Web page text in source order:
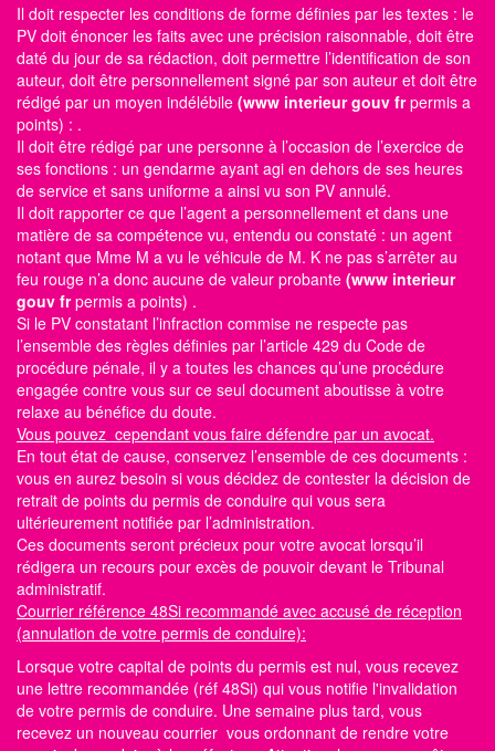
Il doit respecter les conditions de forme définies par les textes : le
PV doit énoncer les faits avec une précision raisonnable, doit être
daté du jour de sa rédaction, doit permettre l’identification de son
auteur, doit être personnellement signé par son auteur et doit être
rédigé par un moyen indélébile (www interieur gouv frpermis a
points) : .
Il doit être rédigé par une personne à l’occasion de l’exercice de
ses fonctions : un gendarme ayant agi en dehors de ses heures
de service et sans uniforme a ainsi vu son PV annulé.
Il doit rapporter ce que l’agent a personnellement et dans une
matière de sa compétence vu, entendu ou constaté : un agent
notant que Mme M a vu le véhicule de M. K ne pas s’arrêter au
feu rouge n’a donc aucune de valeur probante (www interieur
gouv frpermis a points) .
Si le PV constatant l’infraction commise ne respecte pas
l’ensemble des règles définies par l’article 429 du Code de
procédure pénale, il y a toutes les chances qu’une procédure
engagée contre vous sur ce seul document aboutisse à votre
relaxe au bénéfice du doute.
Vous pouvez cependant vous faire défendre par un avocat.
En tout état de cause, conservez l’ensemble de ces documents :
vous en aurez besoin si vous décidez de contester la décision de
retrait de points du permis de conduire qui vous sera
ultérieurement notifiée par l’administration.
Ces documents seront précieux pour votre avocat lorsqu’il
rédigera un recours pour excès de pouvoir devant le Tribunal
administratif.
Courrier référence 48Si recommandé avec accusé de réception
(annulation de votre permis de conduire):
Lorsque votre capital de points du permis est nul, vous recevez
une lettre recommandée (réf 48Si) qui vous notifie l'invalidation
de votre permis de conduire. Une semaine plus tard, vous
recevez un nouveau courrier vous ordonnant de rendre votre